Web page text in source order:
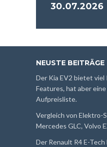
30.07.2026
NEUSTE BEITRÄGE
Der Kia EV2 bietet viel
Features, hat aber
Aufpreisliste.
Vergleich von Elektro-
Mercedes GLC, Volvo
Der Renault R4 E-